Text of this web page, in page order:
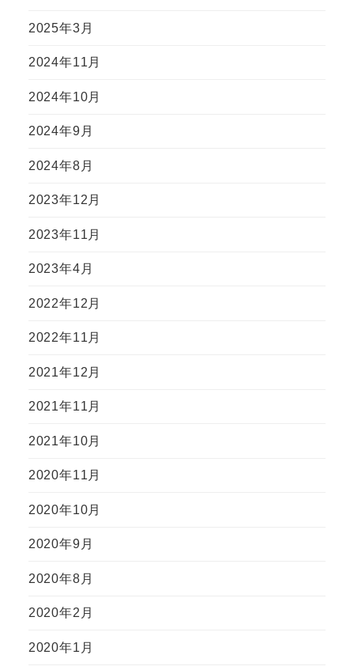
2025年3月
2024年11月
2024年10月
2024年9月
2024年8月
2023年12月
2023年11月
2023年4月
2022年12月
2022年11月
2021年12月
2021年11月
2021年10月
2020年11月
2020年10月
2020年9月
2020年8月
2020年2月
2020年1月